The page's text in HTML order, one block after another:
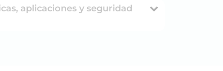
aplicaciones y seguridad